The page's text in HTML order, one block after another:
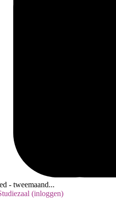
- tweemaand...
(inloggen)